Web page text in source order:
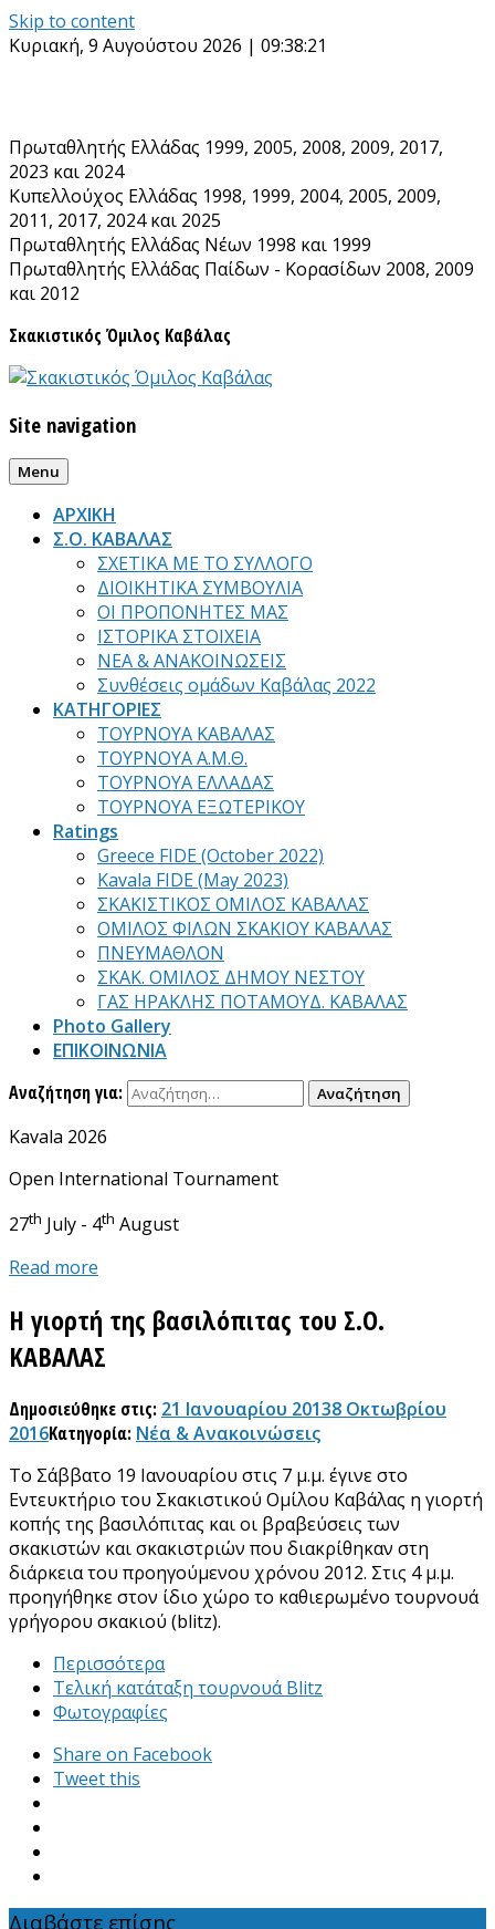
Skip to content
Κυριακή, 9 Αυγούστου 2026 | 09:38:21
Πρωταθλητής Ελλάδας 1999, 2005, 2008, 2009, 2017,
2023 και 2024
Κυπελλούχος Ελλάδας 1998, 1999, 2004, 2005, 2009,
2011, 2017, 2024 και 2025
Πρωταθλητής Ελλάδας Νέων 1998 και 1999
Πρωταθλητής Ελλάδας Παίδων - Κορασίδων 2008, 2009
και 2012
Σκακιστικός Όμιλος Καβάλας
Site navigation
Menu
ΑΡΧΙΚΗ
Σ.Ο. ΚΑΒΑΛΑΣ
ΣΧΕΤΙΚΑ ΜΕ ΤΟ ΣΥΛΛΟΓΟ
ΔΙΟΙΚΗΤΙΚΑ ΣΥΜΒΟΥΛΙΑ
ΟΙ ΠΡΟΠΟΝΗΤΕΣ ΜΑΣ
ΙΣΤΟΡΙΚΑ ΣΤΟΙΧΕΙΑ
ΝΕΑ & ΑΝΑΚΟΙΝΩΣΕΙΣ
Συνθέσεις ομάδων Καβάλας 2022
ΚΑΤΗΓΟΡΙΕΣ
ΤΟΥΡΝΟΥΑ ΚΑΒΑΛΑΣ
ΤΟΥΡΝΟΥΑ Α.Μ.Θ.
ΤΟΥΡΝΟΥΑ ΕΛΛΑΔΑΣ
ΤΟΥΡΝΟΥΑ ΕΞΩΤΕΡΙΚΟΥ
Ratings
Greece FIDE (October 2022)
Kavala FIDE (May 2023)
ΣΚΑΚΙΣΤΙΚΟΣ ΟΜΙΛΟΣ ΚΑΒΑΛΑΣ
ΟΜΙΛΟΣ ΦΙΛΩΝ ΣΚΑΚΙΟΥ ΚΑΒΑΛΑΣ
ΠΝΕΥΜΑΘΛΟΝ
ΣΚΑΚ. ΟΜΙΛΟΣ ΔΗΜΟΥ ΝΕΣΤΟΥ
ΓΑΣ ΗΡΑΚΛΗΣ ΠΟΤΑΜΟΥΔ. ΚΑΒΑΛΑΣ
Photo Gallery
ΕΠΙΚΟΙΝΩΝΙΑ
Αναζήτηση για:
Kavala 2026
Open International Tournament
27th July - 4th August
Read more
Η γιορτή της βασιλόπιτας του Σ.Ο.
ΚΑΒΑΛΑΣ
Δημοσιεύθηκε στις: 21 Ιανουαρίου 20138 Οκτωβρίου
2016Κατηγορία: Νέα & Ανακοινώσεις
Το Σάββατο 19 Ιανουαρίου στις 7 μ.μ. έγινε στο
Εντευκτήριο του Σκακιστικού Ομίλου Καβάλας η γιορτή
κοπής της βασιλόπιτας και οι βραβεύσεις των
σκακιστών και σκακιστριών που διακρίθηκαν στη
διάρκεια του προηγούμενου χρόνου 2012. Στις 4 μ.μ.
προηγήθηκε στον ίδιο χώρο το καθιερωμένο τουρνουά
γρήγορου σκακιού (blitz).
Περισσότερα
Τελική κατάταξη τουρνουά Blitz
Φωτογραφίες
Share on Facebook
Tweet this
Διαβάστε επίσης